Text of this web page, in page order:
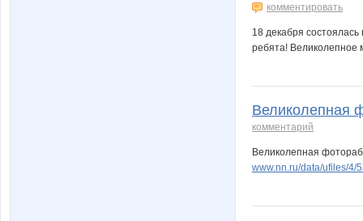
комментировать
18 декабря
ребята! Великолепное
Великолепная
комментарий
Великолепная
www.nn.ru/data/ufiles/4/